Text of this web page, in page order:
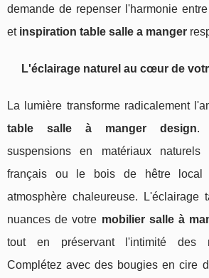
demande de repenser l'harmonie
et inspiration table salle a manger
L'éclairage naturel au cœur de
La lumière transforme radicalement
table salle à manger design.
suspensions en matériaux
français ou le bois de hêtre local
atmosphère chaleureuse. L'éclairage
nuances de votre mobilier salle à
tout en préservant l'intimité des
Complétez avec des bougies en cire